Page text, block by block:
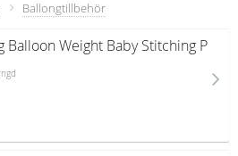
Ballongtillbehör
Balloon Weight Baby Stitching P